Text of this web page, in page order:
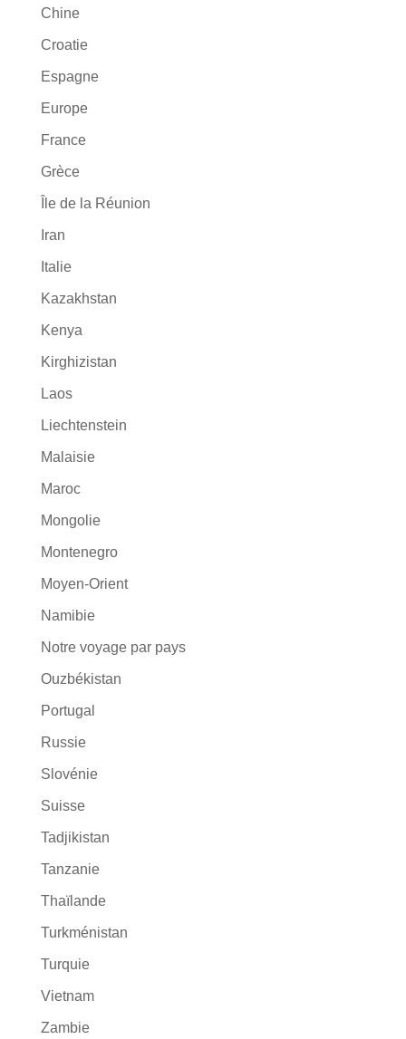
Chine
Croatie
Espagne
Europe
France
Grèce
Île de la Réunion
Iran
Italie
Kazakhstan
Kenya
Kirghizistan
Laos
Liechtenstein
Malaisie
Maroc
Mongolie
Montenegro
Moyen-Orient
Namibie
Notre voyage par pays
Ouzbékistan
Portugal
Russie
Slovénie
Suisse
Tadjikistan
Tanzanie
Thaïlande
Turkménistan
Turquie
Vietnam
Zambie